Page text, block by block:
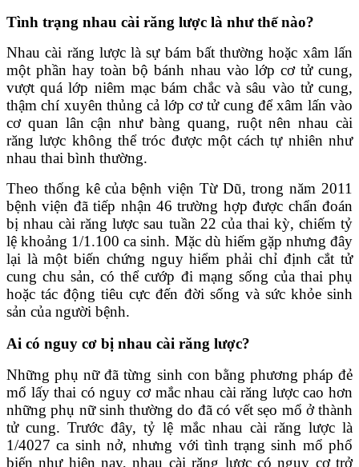
Tình trạng nhau cài răng lược là như thế nào?
Nhau cài răng lược là sự bám bất thường hoặc xâm lấn
một phần hay toàn bộ bánh nhau vào lớp cơ tử cung,
vượt quá lớp niêm mạc bám chắc và sâu vào tử cung,
thậm chí xuyên thủng cả lớp cơ tử cung để xâm lấn vào
cơ quan lân cận như bàng quang, ruột nên nhau cài
răng lược không thể tróc được một cách tự nhiên như
nhau thai bình thường.
Theo thống kê của bệnh viện Từ Dũ, trong năm 2011
bệnh viện đã tiếp nhận 46 trường hợp được chẩn đoán
bị nhau cài răng lược sau tuần 22 của thai kỳ, chiếm tỷ
lệ khoảng 1/1.100 ca sinh. Mặc dù hiếm gặp nhưng đây
lại là một biến chứng nguy hiểm phải chỉ định cắt tử
cung chu sản, có thể cướp đi mạng sống của thai phụ
hoặc tác động tiêu cực đến đời sống và sức khỏe sinh
sản của người bệnh.
Ai có nguy cơ bị nhau cài răng lược?
Những phụ nữ đã từng sinh con bằng phương pháp đẻ
mổ lấy thai có nguy cơ mắc nhau cài răng lược cao hơn
những phụ nữ sinh thường do đã có vết sẹo mổ ở thành
tử cung. Trước đây, tỷ lệ mắc nhau cài răng lược là
1/4027 ca sinh nở, nhưng với tình trạng sinh mổ phổ
biến như hiện nay, nhau cài răng lược có nguy cơ trở